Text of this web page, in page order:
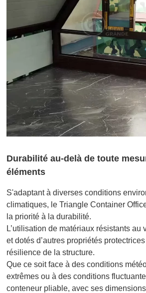
Durabilité au-delà de toute
éléments
S'adaptant à diverses conditions
climatiques, le Triangle Container
la priorité à la durabilité.
L’utilisation de matériaux résistants au
et dotés d’autres propriétés
résilience de la structure.
Que ce soit face à des conditions
extrêmes ou à des conditions
conteneur pliable, avec ses